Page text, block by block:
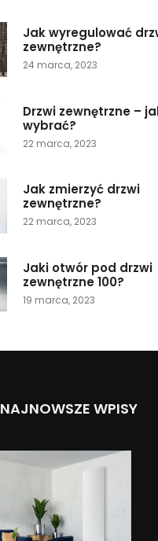
Jak wyregulować
zewnętrzne?
24 marca, 2023
Drzwi zewnętrzne –
wybrać?
22 marca, 2023
Jak zmierzyć drzwi
zewnętrzne?
22 marca, 2023
Jaki otwór pod drzwi
zewnętrzne 100?
19 marca, 2023
NAJNOWSZE WPISY